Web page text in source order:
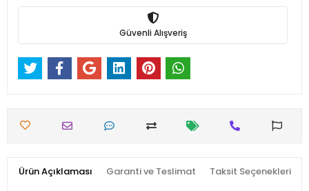
Güvenli Alışveriş
Ürün Açıklaması Garanti ve Teslimat Taksit Seçenekleri